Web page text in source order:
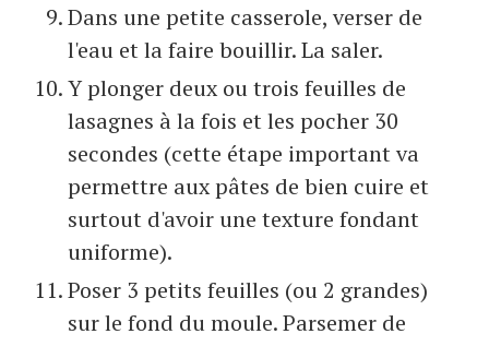
Dans une petite casserole, verser de
l'eau et la faire bouillir. La saler.
Y plonger deux ou trois feuilles de
lasagnes à la fois et les pocher 30
secondes (cette étape important va
permettre aux pâtes de bien cuire et
surtout d'avoir une texture fondant
uniforme).
Poser 3 petits feuilles (ou 2 grandes)
sur le fond du moule. Parsemer de